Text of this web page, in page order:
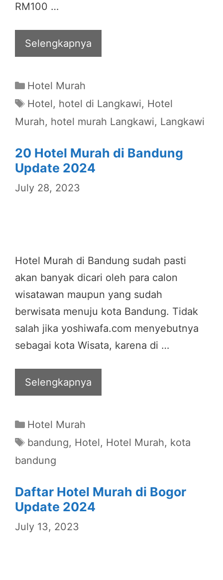
RM100 …
Selengkapnya
Categories
Hotel Murah
Tags
Hotel, hotel di Langkawi, Hotel
Murah, hotel murah Langkawi, Langkawi
20 Hotel Murah di Bandung
Update 2024
July 28, 2023
Hotel Murah di Bandung sudah pasti
akan banyak dicari oleh para calon
wisatawan maupun yang sudah
berwisata menuju kota Bandung. Tidak
salah jika yoshiwafa.com menyebutnya
sebagai kota Wisata, karena di …
Selengkapnya
Categories
Hotel Murah
Tags
bandung, Hotel, Hotel Murah, kota
bandung
Daftar Hotel Murah di Bogor
Update 2024
July 13, 2023